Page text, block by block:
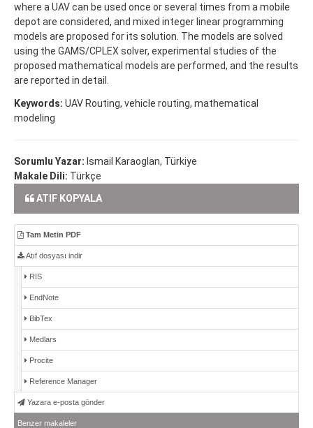
where a UAV can be used once or several times from a mobile
depot are considered, and mixed integer linear programming
models are proposed for its solution. The models are solved
using the GAMS/CPLEX solver, experimental studies of the
proposed mathematical models are performed, and the results
are reported in detail.
Keywords: UAV Routing, vehicle routing, mathematical
modeling
Sorumlu Yazar: Ismail Karaoglan, Türkiye
Makale Dili: Türkçe
ATIF KOPYALA
Tam Metin PDF
Atıf dosyası indir
RIS
EndNote
BibTex
Medlars
Procite
Reference Manager
Yazara e-posta gönder
Benzer makaleler